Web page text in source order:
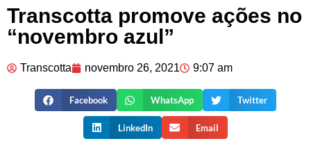
Transcotta promove ações no
“novembro azul”
Transcotta novembro 26, 2021 9:07 am
Facebook WhatsApp Twitter
LinkedIn Email